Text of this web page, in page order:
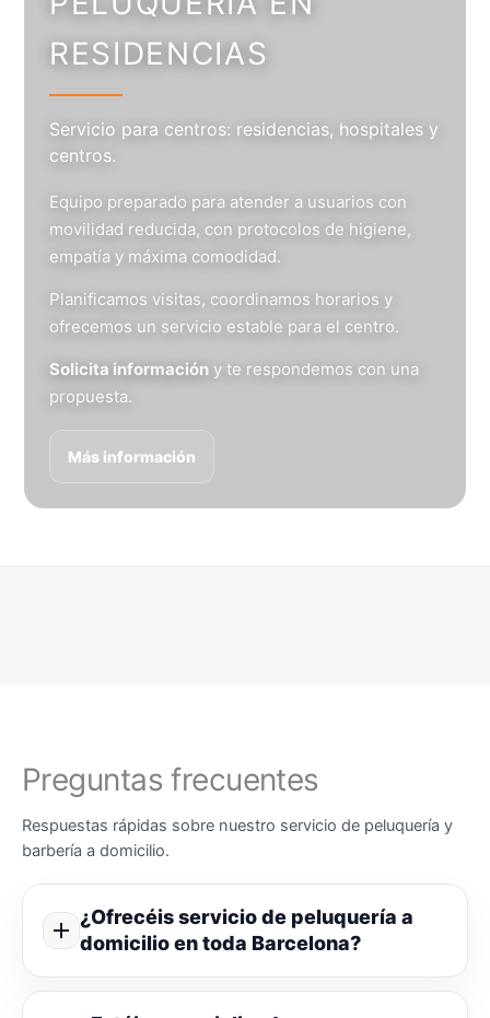
RESIDENCIAS
Servicio para centros: residencias, hospitales y
centros.
Equipo preparado para atender a usuarios con
movilidad reducida, con protocolos de higiene,
empatía y máxima comodidad.
Planificamos visitas, coordinamos horarios y
ofrecemos un servicio estable para el centro.
Solicita información y te respondemos con una
propuesta.
Más información
Preguntas frecuentes
Respuestas rápidas sobre nuestro servicio de peluquería y
barbería a domicilio.
¿Ofrecéis servicio de peluquería a
domicilio en toda Barcelona?